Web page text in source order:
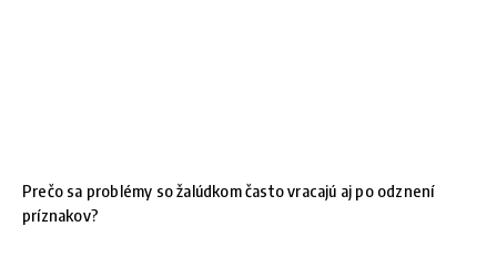
Prečo sa problémy so žalúdkom často vracajú aj po odznení
príznakov?